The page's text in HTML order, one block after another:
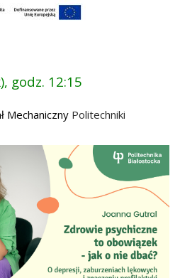
godz. 12:15
Mechaniczny Politechniki